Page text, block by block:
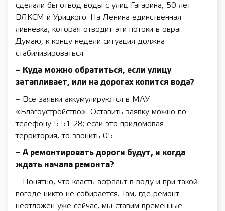
сделали бы отвод воды с улиц Гагарина, 50 лет
ВЛКСМ и Урицкого. На Ленина единственная
ливнёвка, которая отводит эти потоки в овраг.
Думаю, к концу недели ситуация должна
стабилизироваться.
– Куда можно обратиться, если улицу
затапливает, или на дорогах копится вода?
– Все заявки аккумулируются в МАУ
«Благоустройство». Оставить заявку можно по
телефону 5-51-28; если это придомовая
территория, то звонить 05.
– А ремонтировать дороги будут, и когда
ждать начала ремонта?
– Понятно, что класть асфальт в воду и при такой
погоде никто не собирается. Там, где ремонт
неотложен уже сейчас, мы ставим временные